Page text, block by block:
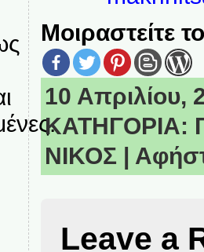
Μοιραστείτε
10 Απριλίου,
ΚΑΤΗΓΟΡΙΑ:
ΝΙΚΟΣ |
Leave a